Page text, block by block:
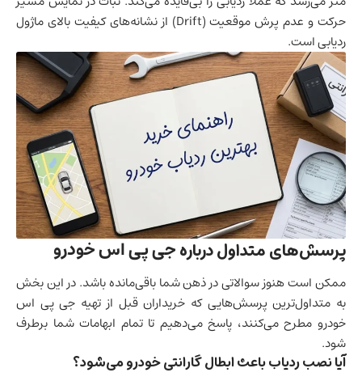
حرکت و عدم پرش موقعیت (Drift) از نشانه‌های کیفیت بالای ماژول
ردیابی است.
پرسش‌های متداول دربارهجی پی اس خودرو
ممکن است هنوز سوالاتی در ذهن شما باقی‌مانده باشد. در این بخش
به متداول‌ترین پرسش‌هایی که خریداران قبل از تهیه جی پی اس
خودرو مطرح می‌کنند، پاسخ می‌دهیم تا تمام ابهامات شما برطرف
شود.
آیا نصب ردیاب باعث ابطال گارانتی خودرو می‌شود؟